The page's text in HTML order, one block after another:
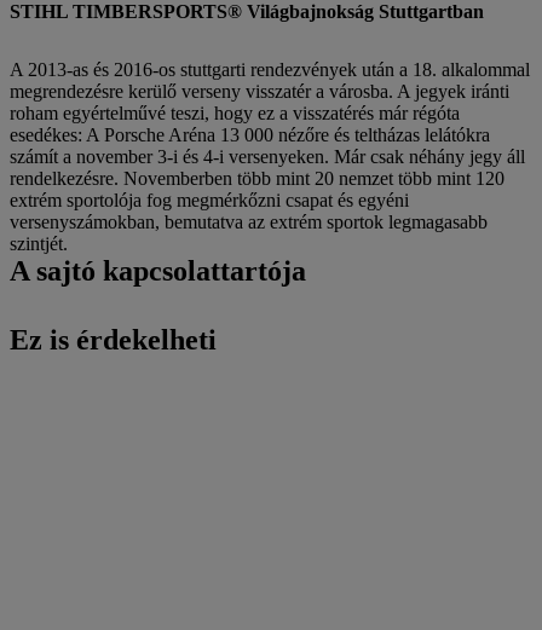
STIHL TIMBERSPORTS® Világbajnokság Stuttgartban
A 2013-as és 2016-os stuttgarti rendezvények után a 18. alkalommal
megrendezésre kerülő verseny visszatér a városba. A jegyek iránti
roham egyértelművé teszi, hogy ez a visszatérés már régóta
esedékes: A Porsche Aréna 13 000 nézőre és teltházas lelátókra
számít a november 3-i és 4-i versenyeken. Már csak néhány jegy áll
rendelkezésre. Novemberben több mint 20 nemzet több mint 120
extrém sportolója fog megmérkőzni csapat és egyéni
versenyszámokban, bemutatva az extrém sportok legmagasabb
szintjét.
A sajtó kapcsolattartója
Ez is érdekelheti